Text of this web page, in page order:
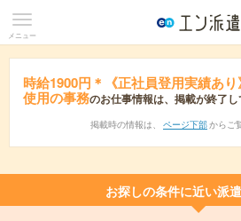
メニュー
時給1900円＊《正社員登用実績あ
使用の事務のお仕事情報は、掲載が終了
掲載時の情報は、 ページ下部 からご
お探しの条件に近い派